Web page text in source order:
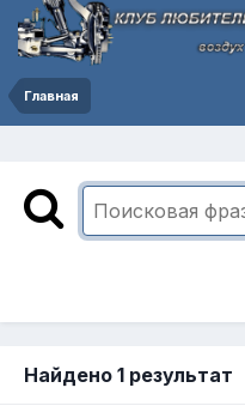
Главная
Найдено 1 результат